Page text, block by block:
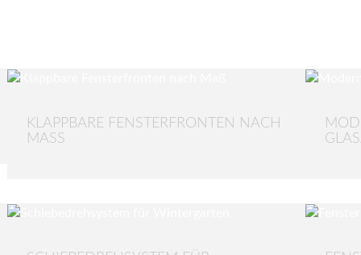
KLAPPBARE FENSTERFRONTEN NACH
MASS